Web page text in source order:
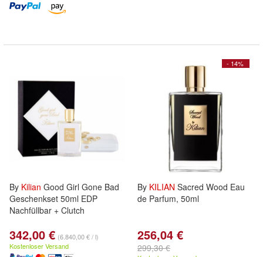
By Kilian Good Girl Gone Bad
Geschenkset 50ml EDP
Nachfüllbar + Clutch
342,00 € (6.840,00 € / l)
Kostenloser Versand
- 14%
By KILIAN Sacred Wood Eau
de Parfum, 50ml
256,04 €
299,30 €